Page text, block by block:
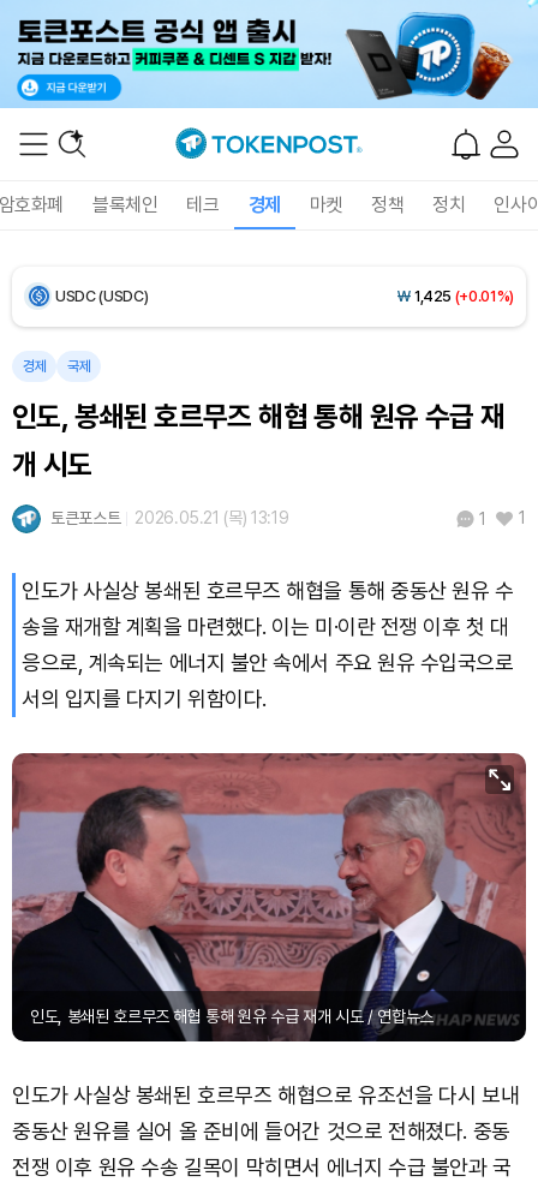
호화폐 블록체인 테크 경제 마켓 정책 정치 인사
Bitcoin (BTC) ₩92,901,962(+1.53%)
USDC (USDC) ₩ 1,425 (+0.01%)
XRP (XRP)
Solana (SOL) ₩105,173(+1.25%)
TRON (TRX)
Dogecoin (DOGE) ₩99.73(+2.12%)
Bitcoin (BTC) ₩ 92,901,962(+1.53%)
경제 국제
인도, 봉쇄된 호르무즈 해협 통해 원유 수급 재
개 시도
토큰포스트 2026.05.21 (목) 13:19 1 1
인도가 사실상 봉쇄된 호르무즈 해협을 통해 중동산 원유 수
송을 재개할 계획을 마련했다. 이는 미·이란 전쟁 이후 첫 대
응으로, 계속되는 에너지 불안 속에서 주요 원유 수입국으로
서의 입지를 다지기 위함이다.
인도, 봉쇄된 호르무즈 해협 통해 원유 수급 재개 시도 / 연합뉴스
인도가 사실상 봉쇄된 호르무즈 해협으로 유조선을 다시 보내
중동산 원유를 실어 올 준비에 들어간 것으로 전해졌다. 중동
전쟁 이후 원유 수송 길목이 막히면서 에너지 수급 불안과 국